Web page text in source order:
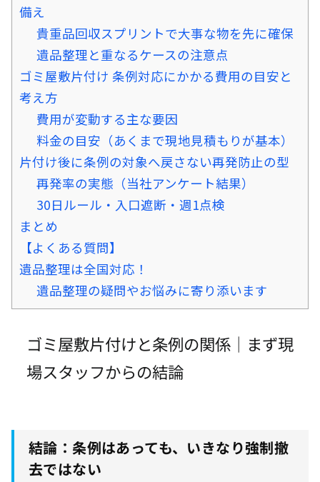
備え
貴重品回収スプリントで大事な物を先に確保
遺品整理と重なるケースの注意点
ゴミ屋敷片付け 条例対応にかかる費用の目安と
考え方
費用が変動する主な要因
料金の目安（あくまで現地見積もりが基本）
片付け後に条例の対象へ戻さない再発防止の型
再発率の実態（当社アンケート結果）
30日ルール・入口遮断・週1点検
まとめ
【よくある質問】
遺品整理は全国対応！
遺品整理の疑問やお悩みに寄り添います
ゴミ屋敷片付けと条例の関係｜まず現
場スタッフからの結論
結論：条例はあっても、いきなり強制撤
去ではない